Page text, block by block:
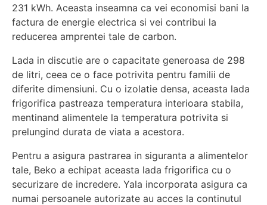
231 kWh. Aceasta inseamna ca vei economisi bani la
factura de energie electrica si vei contribui la
reducerea amprentei tale de carbon.
Lada in discutie are o capacitate generoasa de 298
de litri, ceea ce o face potrivita pentru familii de
diferite dimensiuni. Cu o izolatie densa, aceasta lada
frigorifica pastreaza temperatura interioara stabila,
mentinand alimentele la temperatura potrivita si
prelungind durata de viata a acestora.
Pentru a asigura pastrarea in siguranta a alimentelor
tale, Beko a echipat aceasta lada frigorifica cu o
securizare de incredere. Yala incorporata asigura ca
numai persoanele autorizate au acces la continutul